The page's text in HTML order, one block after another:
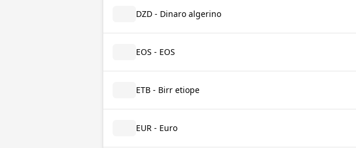
DZD - Dinaro algerino
EOS - EOS
ETB - Birr etiope
EUR - Euro